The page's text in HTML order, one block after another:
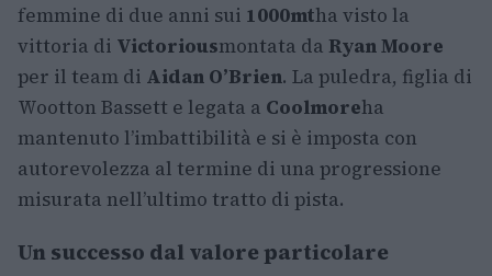
femmine di due anni sui 1000mtha visto la
vittoria di Victoriousmontata da Ryan Moore
per il team di Aidan O’Brien. La puledra, figlia di
Wootton Bassett e legata a Coolmoreha
mantenuto l’imbattibilità e si è imposta con
autorevolezza al termine di una progressione
misurata nell’ultimo tratto di pista.
Un successo dal valore particolare